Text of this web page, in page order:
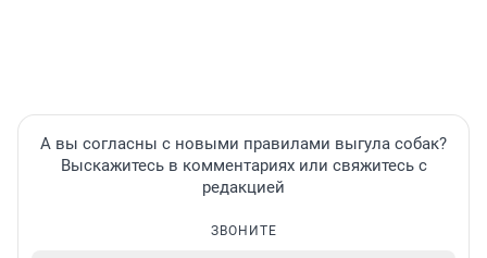
А вы согласны с новыми правилами выгула собак?
Выскажитесь в комментариях или свяжитесь с
редакцией
ЗВОНИТЕ